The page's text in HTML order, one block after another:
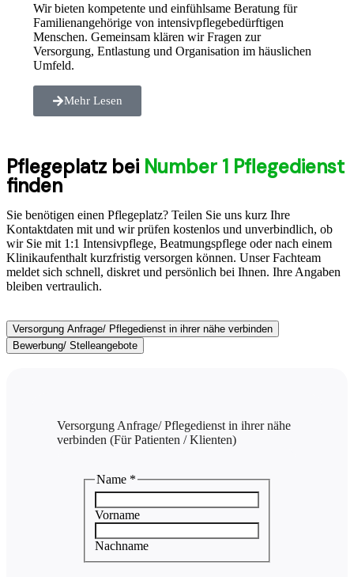
Wir bieten kompetente und einfühlsame Beratung für
Familienangehörige von intensivpflegebedürftigen
Menschen. Gemeinsam klären wir Fragen zur
Versorgung, Entlastung und Organisation im häuslichen
Umfeld.
Mehr Lesen
Pflegeplatz bei Number 1 Pflegedienst
finden
Sie benötigen einen Pflegeplatz? Teilen Sie uns kurz Ihre
Kontaktdaten mit und wir prüfen kostenlos und unverbindlich, ob
wir Sie mit 1:1 Intensivpflege, Beatmungspflege oder nach einem
Klinikaufenthalt kurzfristig versorgen können. Unser Fachteam
meldet sich schnell, diskret und persönlich bei Ihnen. Ihre Angaben
bleiben vertraulich.
Versorgung Anfrage/ Pflegedienst in ihrer nähe verbinden
Bewerbung/ Stelleangebote
Versorgung Anfrage/ Pflegedienst in ihrer nähe
verbinden (Für Patienten / Klienten)
Name *
Vorname
Nachname